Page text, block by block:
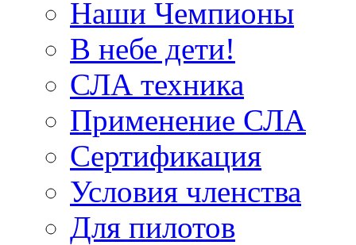
Наши Чемпионы
В небе дети!
СЛА техника
Применение СЛА
Сертификация
Условия членства
Для пилотов